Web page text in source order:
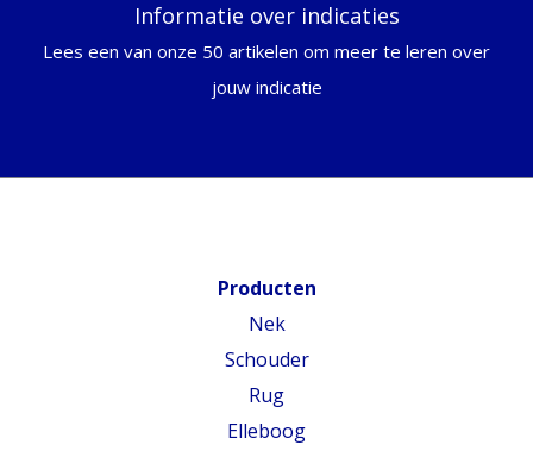
Informatie over indicaties
Lees een van onze 50 artikelen om meer te leren over
jouw indicatie
Producten
Nek
Schouder
Rug
Elleboog